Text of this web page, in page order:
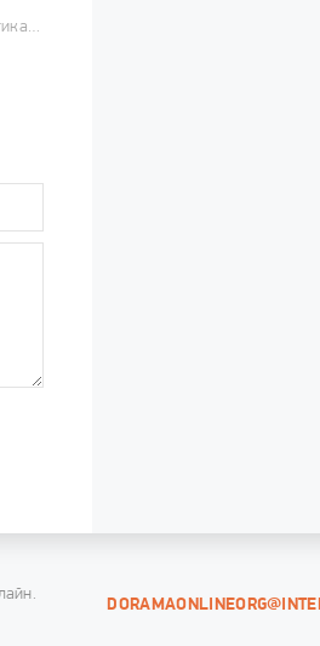
2019 / Романтика, Мистика, Корейские дорамы